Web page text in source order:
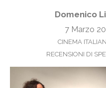
Domenico
7 Marzo
CINEMA
RECENSIONI DI